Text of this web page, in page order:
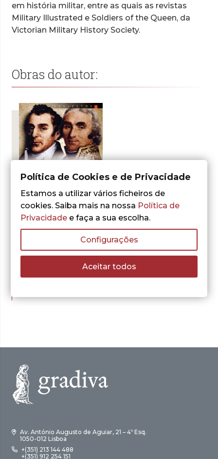
em história militar, entre as quais as revistas
Military Illustrated e Soldiers of the Queen, da
Victorian Military History Society.
Obras do autor:
- 30%
David Buttery
Wellington Contra
originalatual
Av. António Augusto de Aguiar, 21 – 4º Esq.
1050-012 Lisboa
+(351) 213 144 488
+(351) 912 254 151
Política de Cookies e de Privacidade
Estamos a utilizar vários ficheiros de
cookies. Saiba mais na nossa Política de
Privacidade e faça a sua escolha.
Configurações
Aceitar todos